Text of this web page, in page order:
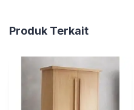
Produk Terkait